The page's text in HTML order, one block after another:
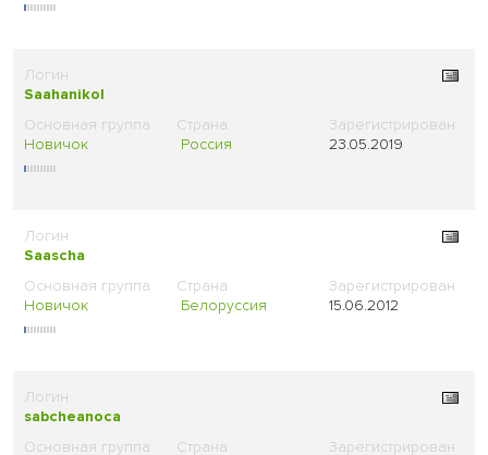
Saahanikol
Новичок Россия 23.05.2019
Saascha
Новичок Белоруссия 15.06.2012
sabcheanoca